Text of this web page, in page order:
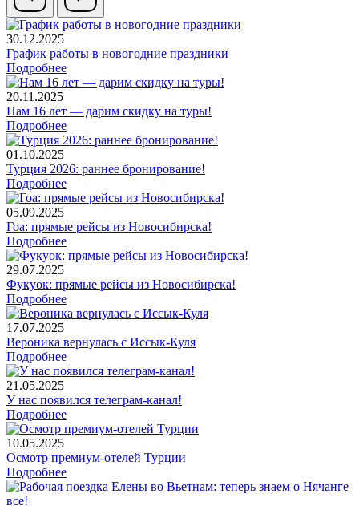
30.12.2025
График работы в новогодние праздники
Подробнее
20.11.2025
Нам 16 лет — дарим скидку на туры!
Подробнее
01.10.2025
Турция 2026: раннее бронирование!
Подробнее
05.09.2025
Гоа: прямые рейсы из Новосибирска!
Подробнее
29.07.2025
Фукуок: прямые рейсы из Новосибирска!
Подробнее
17.07.2025
Вероника вернулась с Иссык-Куля
Подробнее
21.05.2025
У нас появился телеграм-канал!
Подробнее
10.05.2025
Осмотр премиум-отелей Турции
Подробнее